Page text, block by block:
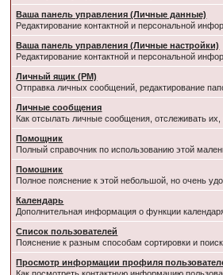
Ваша панель управления (Личные данные)
Редактирование контактной и персональной
Ваша панель управления (Личные настройки)
Редактирование контактной и персональной
Личный ящик (PM)
Отправка личных сообщений, редактирование
Личные сообщения
Как отсылать личные сообщения, отслеживать
Помощник
Полный справочник по использованию этой
Помошник
Полное пояснение к этой небольшой, но очень
Календарь
Дополнительная информация о функции
Список пользователей
Пояснение к разным способам сортировки и
Просмотр информации профиля